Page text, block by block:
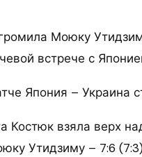
Моюку
встрече с
Япония – Украина
Костюк взяла верх
Утидзиму – 7:6